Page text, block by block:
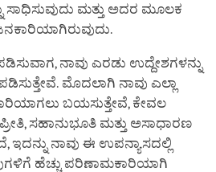
ಮತ್ತು ಅದರ ಮೂಲಕ
ನಾವು ಎರಡು ಉದ್ದೇಶಗಳನ್ನು
ಮೊದಲಾಗಿ ನಾವು ಎಲ್ಲಾ
ಬಯಸುತ್ತೇವೆ, ಕೇವಲ
ಸಹಾನುಭೂತಿ ಮತ್ತು ಅಸಾಧಾರಣ
ಇದನ್ನು ನಾವು ಈ ಉಪನ್ಯಾಸದಲ್ಲಿ
ಹೆಚ್ಚು ಪರಿಣಾಮಕಾರಿಯಾಗಿ